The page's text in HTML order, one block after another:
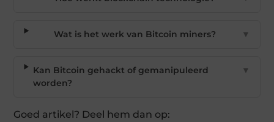
Wat is het werk van Bitcoin miners? ▼
Kan Bitcoin gehackt of gemanipuleerd
worden?
▼
Goed artikel? Deel hem dan op: